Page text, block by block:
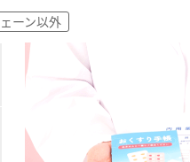
す。
の支援を行っております。
実させています。
社宅制度もございます。
キャリアを築いていくこと
ーン以外